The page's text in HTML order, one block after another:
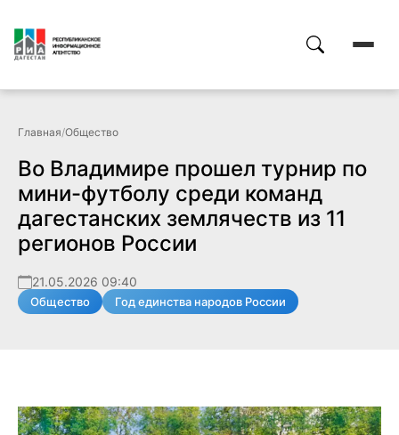
Главная/Общество
Во Владимире прошел турнир по
мини-футболу среди команд
дагестанских землячеств из 11
регионов России
21.05.2026 09:40
Общество Год единства народов России